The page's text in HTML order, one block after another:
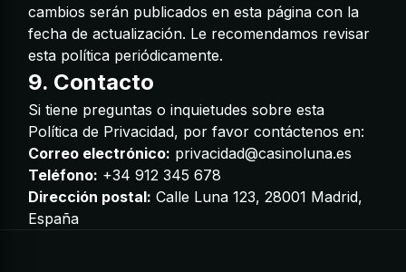
cambios serán publicados en esta página con la
fecha de actualización. Le recomendamos revisar
esta política periódicamente.
9. Contacto
Si tiene preguntas o inquietudes sobre esta
Política de Privacidad, por favor contáctenos en:
Correo electrónico: privacidad@casinoluna.es
Teléfono: +34 912 345 678
Dirección postal: Calle Luna 123, 28001 Madrid,
España